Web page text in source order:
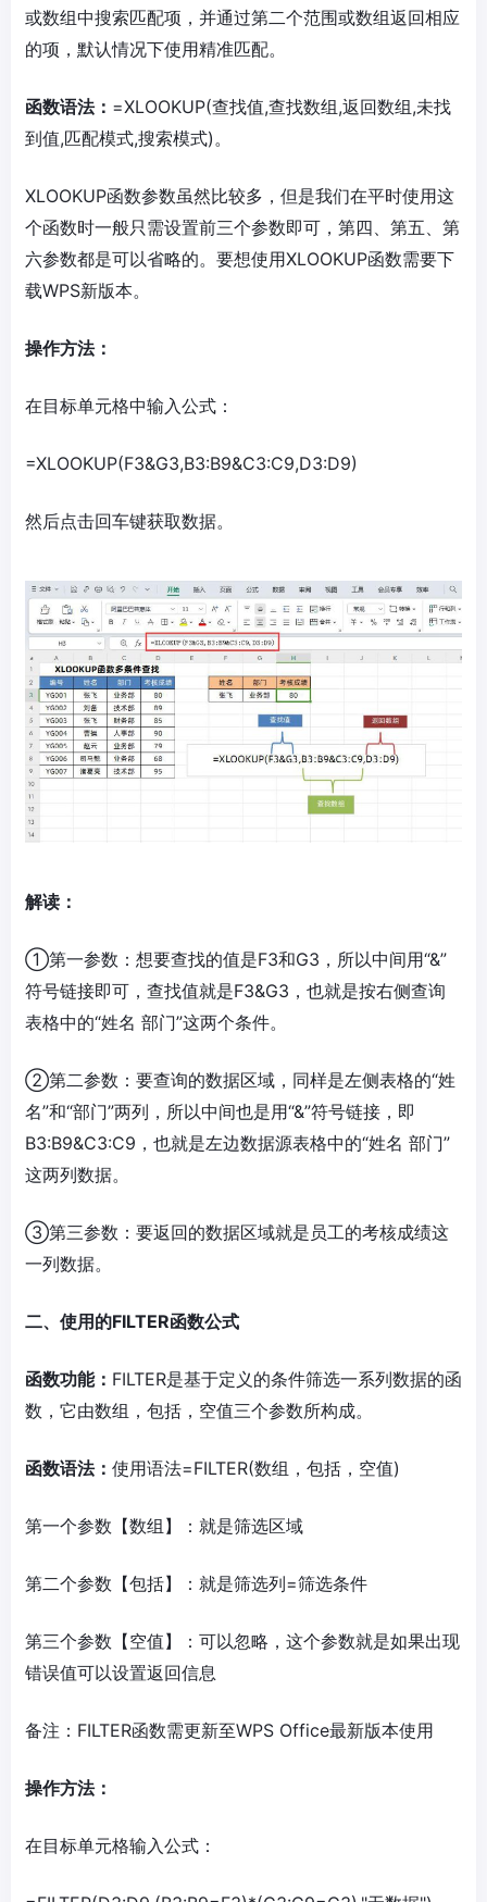
或数组中搜索匹配项，并通过第二个范围或数组返回相应
的项，默认情况下使用精准匹配。
函数语法： =XLOOKUP(查找值,查找数组,返回数组,未找
到值,匹配模式,搜索模式)。
XLOOKUP函数参数虽然比较多，但是我们在平时使用这
个函数时一般只需设置前三个参数即可，第四、第五、第
六参数都是可以省略的。要想使用XLOOKUP函数需要下
载WPS新版本。
操作方法：
在目标单元格中输入公式：
=XLOOKUP(F3&G3,B3:B9&C3:C9,D3:D9)
然后点击回车键获取数据。
解读：
①第一参数：想要查找的值是F3和G3，所以中间用“&”
符号链接即可，查找值就是F3&G3，也就是按右侧查询
表格中的“姓名 部门”这两个条件。
②第二参数：要查询的数据区域，同样是左侧表格的“姓
名”和“部门”两列，所以中间也是用“&”符号链接，即
B3:B9&C3:C9，也就是左边数据源表格中的“姓名 部门”
这两列数据。
③第三参数：要返回的数据区域就是员工的考核成绩这
一列数据。
二、使用的FILTER函数公式
函数功能： FILTER是基于定义的条件筛选一系列数据的函
数，它由数组，包括，空值三个参数所构成。
函数语法： 使用语法=FILTER(数组，包括，空值)
第一个参数【数组】：就是筛选区域
第二个参数【包括】：就是筛选列=筛选条件
第三个参数【空值】：可以忽略，这个参数就是如果出现
错误值可以设置返回信息
备注：FILTER函数需更新至WPS Office最新版本使用
操作方法：
在目标单元格输入公式：